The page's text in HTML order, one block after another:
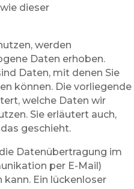
dieser
werden
Daten erhoben.
Daten, mit denen Sie
können. Die vorliegende
welche Daten wir
Sie erläutert auch,
geschieht.
Datenübertragung im
per E-Mail)
Ein lückenloser